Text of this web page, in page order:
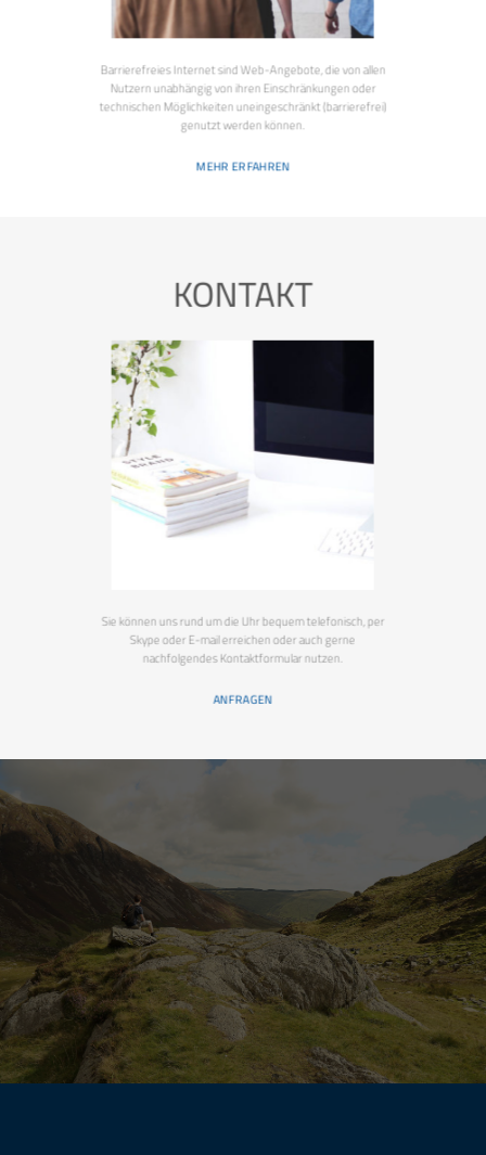
Barrierefreies Internet sind Web-Angebote, die von allen
Nutzern unabhängig von ihren Einschränkungen oder
technischen Möglichkeiten uneingeschränkt (barrierefrei)
genutzt werden können.
MEHR ERFAHREN
KONTAKT
Sie können uns rund um die Uhr bequem telefonisch, per
Skype oder E-mail erreichen oder auch gerne
nachfolgendes Kontaktformular nutzen.
ANFRAGEN